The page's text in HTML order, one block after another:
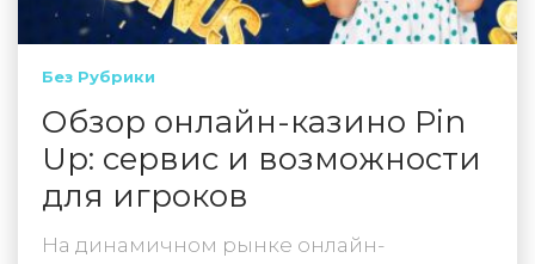
Без Рубрики
Обзор онлайн-казино Pin
Up: сервис и возможности
для игроков
На динамичном рынке онлайн-